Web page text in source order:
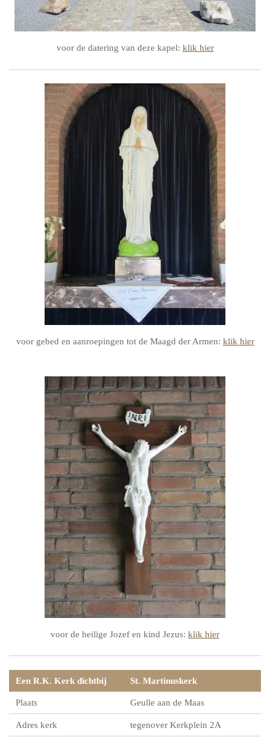
voor de datering van deze kapel: klik hier
voor gebed en aanroepingen tot de Maagd der Armen: klik hier
voor de heilige Jozef en kind Jezus: klik hier
Een R.K. Kerk dichtbij St. Martinuskerk
Plaats Geulle aan de Maas
Adres kerk tegenover Kerkplein 2A